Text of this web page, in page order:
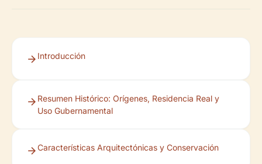
Introducción
Resumen Histórico: Orígenes, Residencia Real y
Uso Gubernamental
Características Arquitectónicas y Conservación